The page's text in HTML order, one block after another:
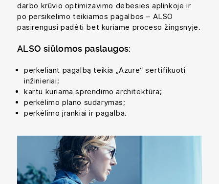
darbo krūvio optimizavimo debesies aplinkoje ir
po persikėlimo teikiamos pagalbos – ALSO
pasirengusi padėti bet kuriame proceso žingsnyje.
ALSO siūlomos paslaugos:
perkeliant pagalbą teikia „Azure“ sertifikuoti
inžinieriai;
kartu kuriama sprendimo architektūra;
perkėlimo plano sudarymas;
perkėlimo įrankiai ir pagalba.